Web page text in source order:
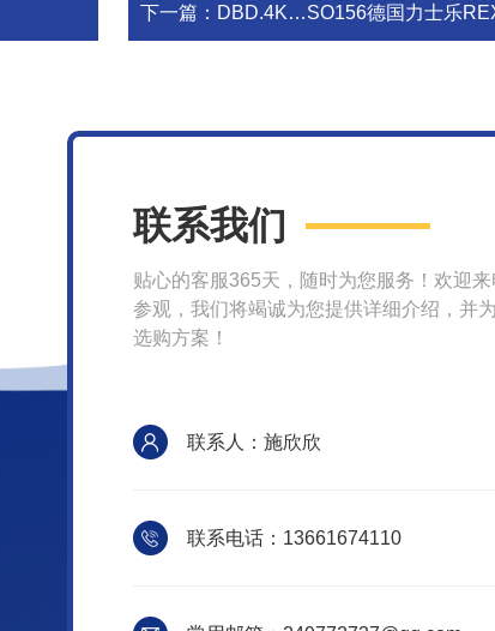
下一篇： DBD.4K…SO156德国力士乐
联系我们
贴心的客服365天，随时为您服务！欢迎
参观，我们将竭诚为您提供详细介绍，并
选购方案！
联系人：施欣欣
联系电话：13661674110